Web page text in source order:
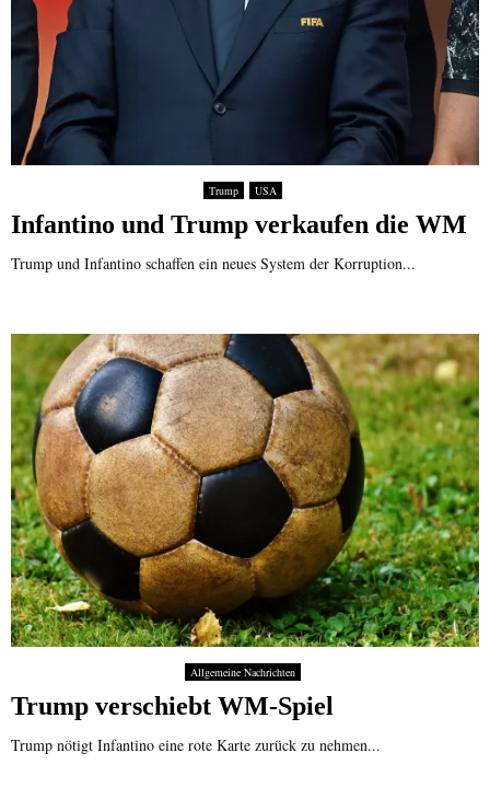
Trump USA
Infantino und Trump verkaufen die WM
Trump und Infantino schaffen ein neues System der Korruption...
Allgemeine Nachrichten
Trump verschiebt WM-Spiel
Trump nötigt Infantino eine rote Karte zurück zu nehmen...